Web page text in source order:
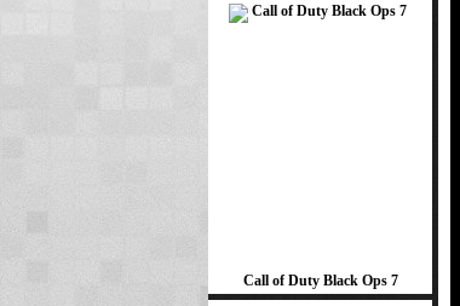
Call of Duty Black Ops 7